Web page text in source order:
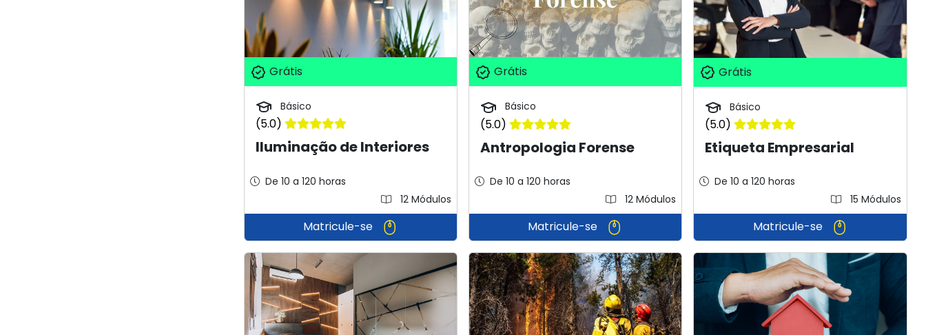
Grátis
Básico
(5.0)
Iluminação de Interiores
De 10 a 120 horas
12 Módulos
Matricule-se
Grátis
Básico
(5.0)
Antropologia Forense
De 10 a 120 horas
12 Módulos
Matricule-se
Grátis
Básico
(5.0)
Etiqueta Empresarial
De 10 a 120 horas
15 Módulos
Matricule-se